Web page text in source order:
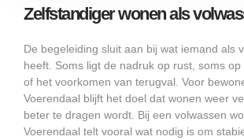
Zelfstandiger wonen als
De begeleiding sluit aan bij wat iemand als
heeft. Soms ligt de nadruk op rust, soms
of het voorkomen van terugval. Voor
Voerendaal blijft het doel dat wonen weer
beter te dragen wordt. Bij een volwassen
Voerendaal telt vooral wat nodig is om